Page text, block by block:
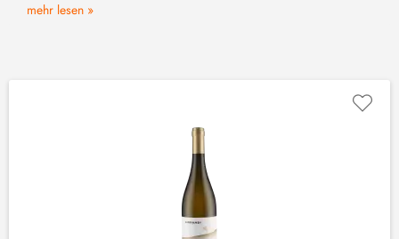
mehr lesen »